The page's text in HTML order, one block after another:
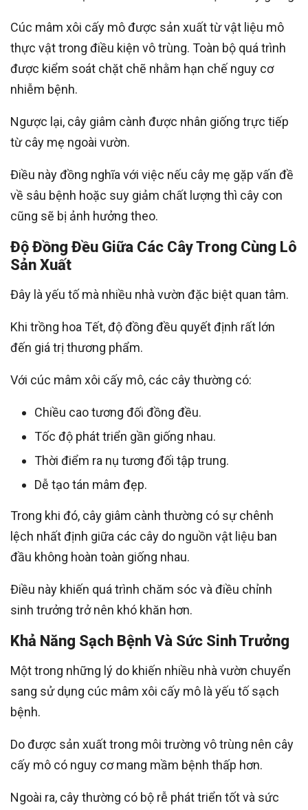
Cúc mâm xôi cấy mô được sản xuất từ vật liệu mô
thực vật trong điều kiện vô trùng. Toàn bộ quá trình
được kiểm soát chặt chẽ nhằm hạn chế nguy cơ
nhiễm bệnh.
Ngược lại, cây giâm cành được nhân giống trực tiếp
từ cây mẹ ngoài vườn.
Điều này đồng nghĩa với việc nếu cây mẹ gặp vấn đề
về sâu bệnh hoặc suy giảm chất lượng thì cây con
cũng sẽ bị ảnh hưởng theo.
Độ Đồng Đều Giữa Các Cây Trong Cùng Lô
Sản Xuất
Đây là yếu tố mà nhiều nhà vườn đặc biệt quan tâm.
Khi trồng hoa Tết, độ đồng đều quyết định rất lớn
đến giá trị thương phẩm.
Với cúc mâm xôi cấy mô, các cây thường có:
Chiều cao tương đối đồng đều.
Tốc độ phát triển gần giống nhau.
Thời điểm ra nụ tương đối tập trung.
Dễ tạo tán mâm đẹp.
Trong khi đó, cây giâm cành thường có sự chênh
lệch nhất định giữa các cây do nguồn vật liệu ban
đầu không hoàn toàn giống nhau.
Điều này khiến quá trình chăm sóc và điều chỉnh
sinh trưởng trở nên khó khăn hơn.
Khả Năng Sạch Bệnh Và Sức Sinh Trưởng
Một trong những lý do khiến nhiều nhà vườn chuyển
sang sử dụng cúc mâm xôi cấy mô là yếu tố sạch
bệnh.
Do được sản xuất trong môi trường vô trùng nên cây
cấy mô có nguy cơ mang mầm bệnh thấp hơn.
Ngoài ra, cây thường có bộ rễ phát triển tốt và sức